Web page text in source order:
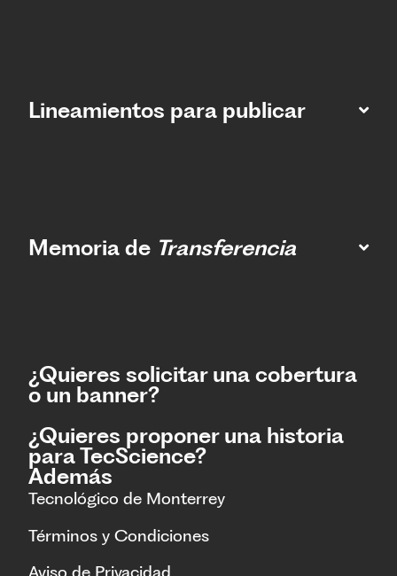
Lineamientos para publicar
Memoria de Transferencia
¿Quieres solicitar una cobertura
o un banner?
¿Quieres proponer una historia
para TecScience?
Además
Tecnológico de Monterrey
Términos y Condiciones